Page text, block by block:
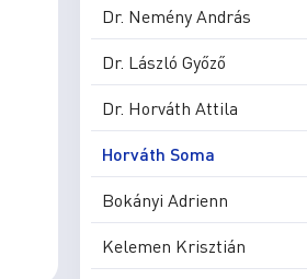
Dr. Nemény András
Dr. László Győző
Dr. Horváth Attila
Horváth Soma
Bokányi Adrienn
Kelemen Krisztián